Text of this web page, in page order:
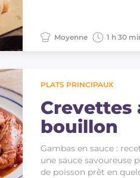
Moyenne 1 h 30
PLATS PRINCIPAUX
Crevettes
bouillon
Gambas en sauce :
une sauce savoureuse
de poisson prêt en